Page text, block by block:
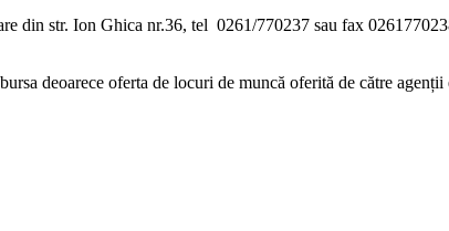
din str. Ion Ghica nr.36, tel 0261/770237 sau fax
deoarece oferta de locuri de muncă oferită de către